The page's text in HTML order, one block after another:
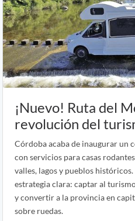
¡Nuevo! Ruta del
revolución del
Córdoba acaba de inaugurar un
con servicios para casas
valles, lagos y pueblos
estrategia clara: captar al
y convertir a la provincia en
sobre ruedas.